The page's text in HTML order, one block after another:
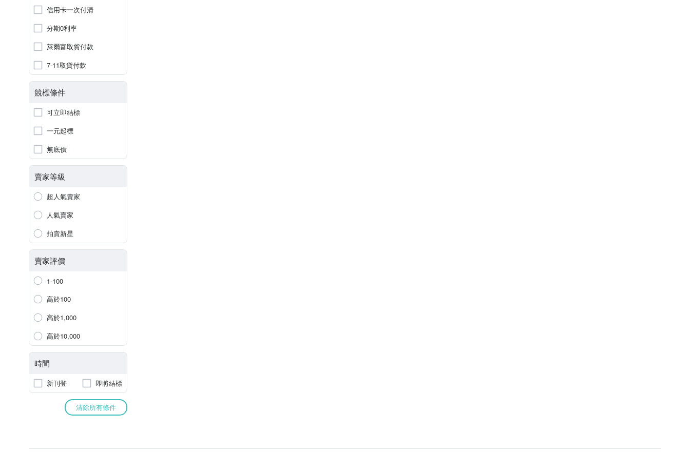
信用卡一次付清
分期0利率
萊爾富取貨付款
7-11取貨付款
競標條件
可立即結標
一元起標
無底價
賣家等級
超人氣賣家
人氣賣家
拍賣新星
賣家評價
1-100
高於100
高於1,000
高於10,000
時間
新刊登 即將結標
清除所有條件